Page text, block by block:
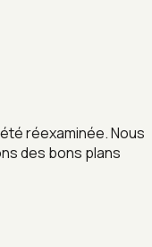
réexaminée. Nous
des bons plans